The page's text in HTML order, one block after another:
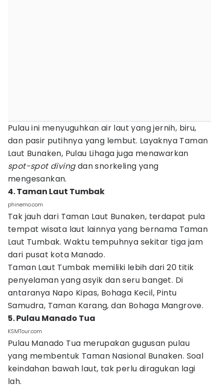
Pulau ini menyuguhkan air laut yang jernih, biru,
dan pasir putihnya yang lembut. Layaknya Taman
Laut Bunaken, Pulau Lihaga juga menawarkan
spot-spot divingdan snorkeling yang
mengesankan.
4. Taman Laut Tumbak
phinemo.com
Tak jauh dari Taman Laut Bunaken, terdapat pula
tempat wisata laut lainnya yang bernama Taman
Laut Tumbak. Waktu tempuhnya sekitar tiga jam
dari pusat kota Manado.
Taman Laut Tumbak memiliki lebih dari 20 titik
penyelaman yang asyik dan seru banget. Di
antaranya Napo Kipas, Bohaga Kecil, Pintu
Samudra, Taman Karang, dan Bohaga Mangrove.
5. Pulau Manado Tua
KSMTour.com
Pulau Manado Tua merupakan gugusan pulau
yang membentuk Taman Nasional Bunaken. Soal
keindahan bawah laut, tak perlu diragukan lagi
lah.